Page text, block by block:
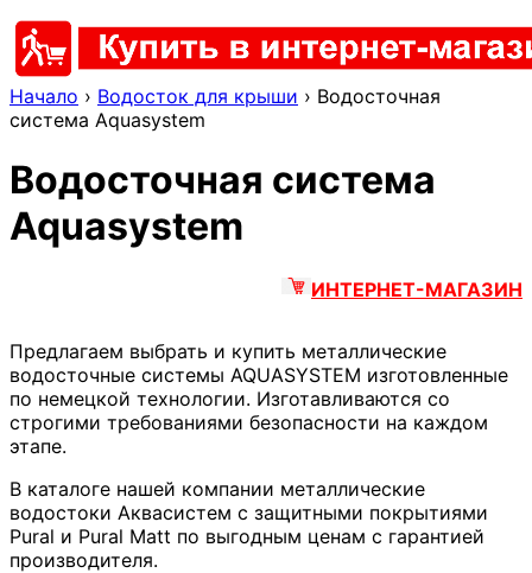
Начало › Водосток для крыши › Водосточная
система Aquasystem
Водосточная система
Aquasystem
ИНТЕРНЕТ-МАГАЗИН
Предлагаем выбрать и купить металлические
водосточные системы AQUASYSTEM изготовленные
по немецкой технологии. Изготавливаются со
строгими требованиями безопасности на каждом
этапе.
В каталоге нашей компании металлические
водостоки Аквасистем с защитными покрытиями
Pural и Pural Matt по выгодным ценам с гарантией
производителя.